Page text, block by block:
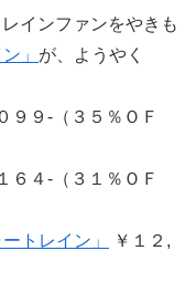
インファンをやきも
」 が、ようやく
９９-（３５％ＯＦ
６４-（３１％ＯＦ
トレイン」
￥１２,